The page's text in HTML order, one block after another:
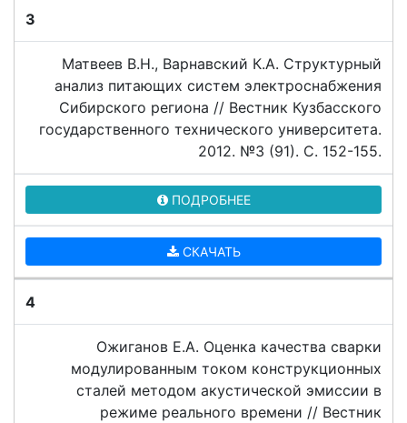
3
Матвеев В.Н., Варнавский К.А. Структурный
анализ питающих систем электроснабжения
Сибирского региона // Вестник Кузбасского
государственного технического университета.
2012. №3 (91). C. 152-155.
ПОДРОБНЕЕ
СКАЧАТЬ
4
Ожиганов Е.А. Оценка качества сварки
модулированным током конструкционных
сталей методом акустической эмиссии в
режиме реального времени // Вестник